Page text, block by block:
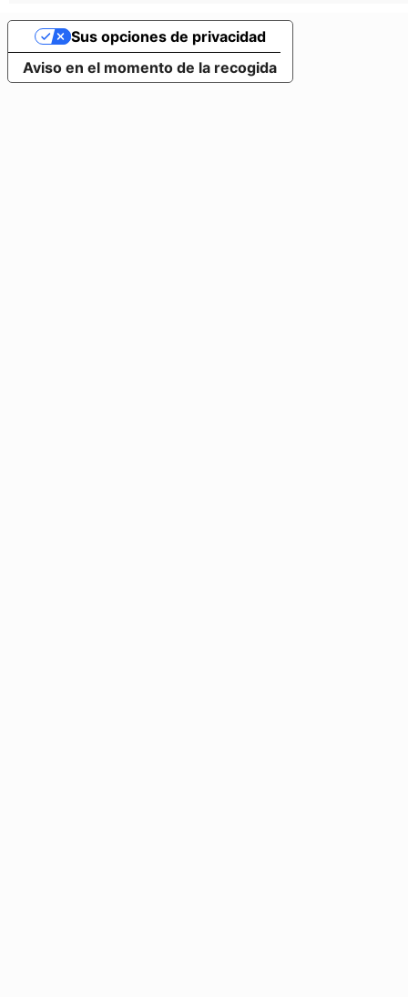
Aviso en el momento de la recogida
Sus opciones de privacidad